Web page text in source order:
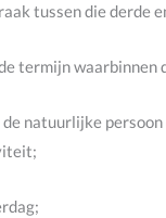
tussen die derde
termijn waarbinnen
de natuurlijke